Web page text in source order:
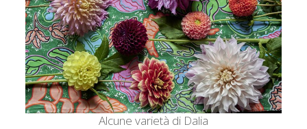
Alcune varietà di Dalia